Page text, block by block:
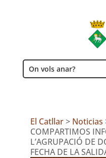
On vols anar?
El Catllar> Noticias
COMPARTIMOS
L’AGRUPACIÓ DE
FECHA DE LA